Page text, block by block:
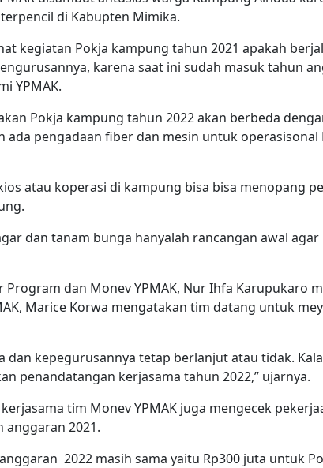
di Kabupten Mimika.
kegiatan Pokja kampung tahun 2021 apakah
karena saat ini sudah masuk tahun
YPMAK.
Pokja kampung tahun 2022 akan berbeda
ada pengadaan fiber dan mesin untuk operasisonal
atau koperasi di kampung bisa bisa menopang
dan tanam bunga hanyalah rancangan awal agar
dan Monev YPMAK, Nur Ihfa Karupukaro
Marice Korwa mengatakan tim datang untuk
dan kepegurusannya tetap berlanjut atau tidak.
penandatangan kerjasama tahun 2022,” ujarnya.
tim Monev YPMAK juga mengecek
anggaran 2021.
2022 masih sama yaitu Rp300 juta untuk